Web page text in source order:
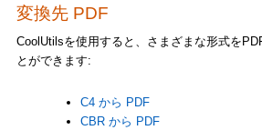
変換先 PDF
CoolUtilsを使用すると、さまざまな形式を
とができます:
C4 から PDF
CBR から PDF